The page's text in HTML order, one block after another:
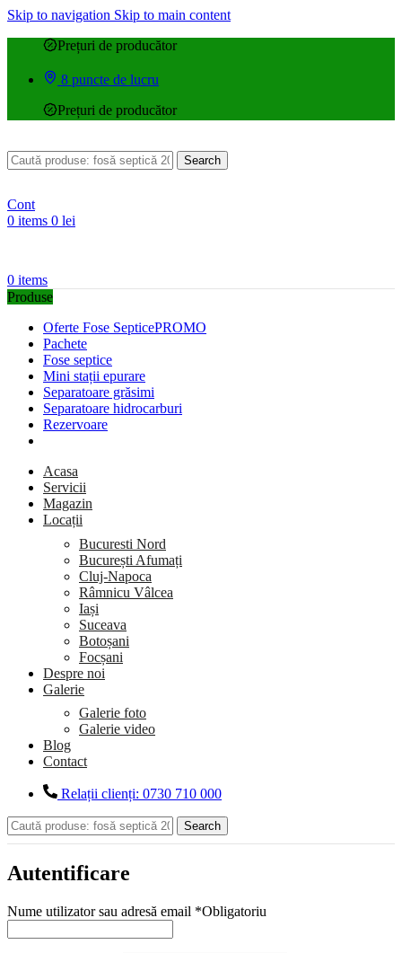
Skip to navigation Skip to main content
Prețuri de producător
8 puncte de lucru
Prețuri de producător
Search
Cont
0 items 0 lei
0 items
Produse
Oferte Fose SepticePROMO
Pachete
Fose septice
Mini stații epurare
Separatoare grăsimi
Separatoare hidrocarburi
Rezervoare
Acasa
Servicii
Magazin
Locații
Bucuresti Nord
București Afumați
Cluj-Napoca
Râmnicu Vâlcea
Iași
Suceava
Botoșani
Focșani
Despre noi
Galerie
Galerie foto
Galerie video
Blog
Contact
Relații clienți: 0730 710 000
Search
Autentificare
Nume utilizator sau adresă email *Obligatoriu